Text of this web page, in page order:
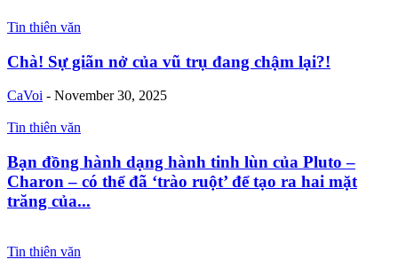
Tin thiên văn
Chà! Sự giãn nở của vũ trụ đang chậm lại?!
CaVoi - November 30, 2025
Tin thiên văn
Bạn đồng hành dạng hành tinh lùn của Pluto –
Charon – có thể đã ‘trào ruột’ để tạo ra hai mặt
trăng của...
Tin thiên văn